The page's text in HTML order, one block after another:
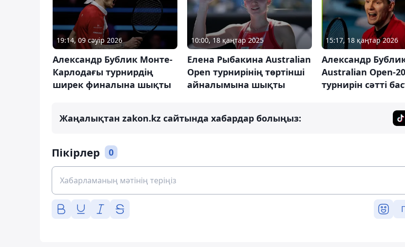
19:14, 09 сәуір 2026
Александр Бублик Монте-
Карлодағы турнирдің
ширек финалына шықты
10:00, 18 қаңтар 2025
Елена Рыбакина Australian
Open турнирінің төртінші
айналымына шықты
15:17, 18 қаңтар 2026
Александр
Australian Open-
турнирін сәтті
Жаңалықтан zakon.kz сайтында хабардар болыңыз:
Пікірлер 0